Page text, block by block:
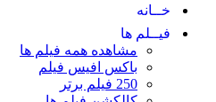
خــانه
فیــلم ها
مشاهده همه فیلم ها
باکس افیس فیلم
250 فیلم برتر